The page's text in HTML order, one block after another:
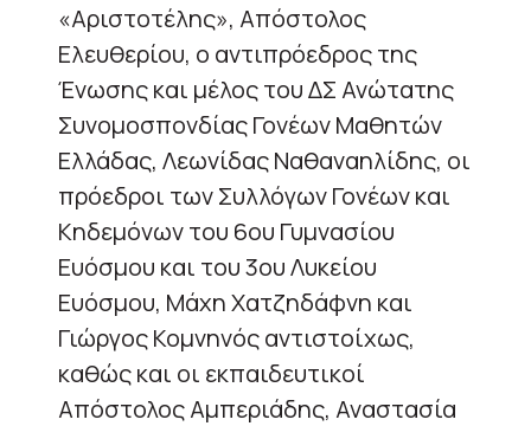
«Αριστοτέλης», Απόστολος
Ελευθερίου, ο αντιπρόεδρος της
Ένωσης και μέλος του ΔΣ Ανώτατης
Συνομοσπονδίας Γονέων Μαθητών
Ελλάδας, Λεωνίδας Ναθαναηλίδης, οι
πρόεδροι των Συλλόγων Γονέων και
Κηδεμόνων του 6ου Γυμνασίου
Ευόσμου και του 3ου Λυκείου
Ευόσμου, Μάχη Χατζηδάφνη και
Γιώργος Κομνηνός αντιστοίχως,
καθώς και οι εκπαιδευτικοί
Απόστολος Αμπεριάδης, Αναστασία